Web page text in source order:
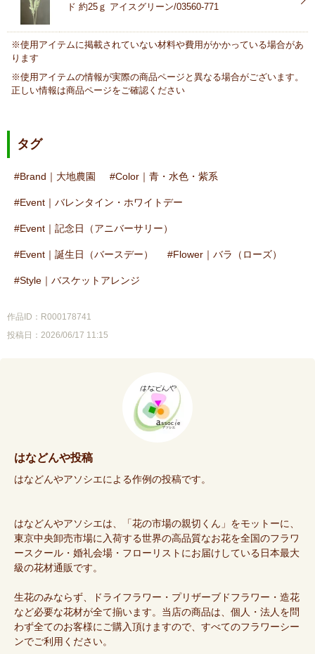
ド 約25ｇ アイスグリーン/03560-771
※使用アイテムに掲載されていない材料や費用がかかっている場合があ
ります
※使用アイテムの情報が実際の商品ページと異なる場合がございます。
正しい情報は商品ページをご確認ください
タグ
Brand｜大地農園 Color｜青・水色・紫系
Event｜バレンタイン・ホワイトデー
Event｜記念日（アニバーサリー）
Event｜誕生日（バースデー） Flower｜バラ（ローズ）
Style｜バスケットアレンジ
作品ID：R000178741
投稿日：2026/06/17 11:15
はなどんや投稿
はなどんやアソシエによる作例の投稿です。
はなどんやアソシエは、「花の市場の親切くん」をモットーに、
東京中央卸売市場に入荷する世界の高品質なお花を全国のフラワ
ースクール・婚礼会場・フローリストにお届けしている日本最大
級の花材通販です。
生花のみならず、ドライフラワー・プリザーブドフラワー・造花
など必要な花材が全て揃います。当店の商品は、個人・法人を問
わず全てのお客様にご購入頂けますので、すべてのフラワーシー
ンでご利用ください。